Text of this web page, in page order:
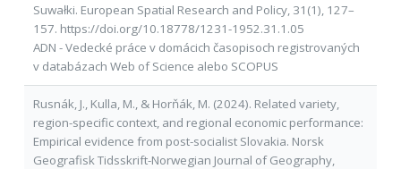
Suwałki. European Spatial Research and Policy, 31(1), 127–
157. https://doi.org/10.18778/1231-1952.31.1.05
ADN - Vedecké práce v domácich časopisoch registrovaných
v databázach Web of Science alebo SCOPUS
Rusnák, J., Kulla, M., & Horňák, M. (2024). Related variety,
region-specific context, and regional economic performance:
Empirical evidence from post-socialist Slovakia. Norsk
Geografisk Tidsskrift-Norwegian Journal of Geography,